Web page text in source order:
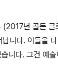
(2017년 골든 글
니다. 이들을
니다. 그건 예